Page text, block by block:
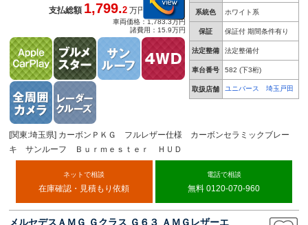
系統色 ホワイト系
保証 保証付 期間条件有り
法定整備 法定整備付
車台番号 582 (下3桁)
取扱店舗 ユニバース 埼玉戸田
支払総額1,799.2 万円
車両価格：1,783.3万円
諸費用：15.9万円
[関東:埼玉県] カーボンＰＫＧ フルレザー仕様 カーボンセラミックブレー
キ サンルーフ Ｂｕｒｍｅｓｔｅｒ ＨＵＤ
ネットで相談
在庫確認・見積もり依頼
電話で相談
無料 0120-070-960
メルセデスＡＭＧ Ｇクラス Ｇ６３ ＡＭＧレザーエ